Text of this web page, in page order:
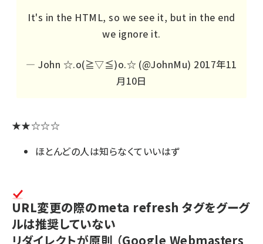
It's in the HTML, so we see it, but in the end
we ignore it.
— John ☆.o(≧▽≦)o.☆ (@JohnMu) 2017年11
月10日
★★☆☆☆
ほとんどの人は知らなくていいはず
URL変更の際のmeta refresh タグをグーグ
ルは推奨していない
リダイレクトが原則 （Google Webmasters